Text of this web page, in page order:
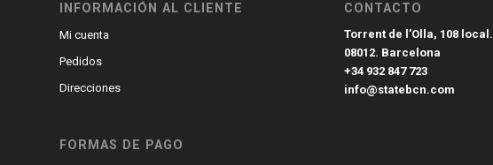
INFORMACIÓN AL CLIENTE
Mi cuenta
Pedidos
Direcciones
FORMAS DE PAGO
CONTACTO
Torrent de l’Olla, 108 local.
08012. Barcelona
+34 932 847 723
info@statebcn.com